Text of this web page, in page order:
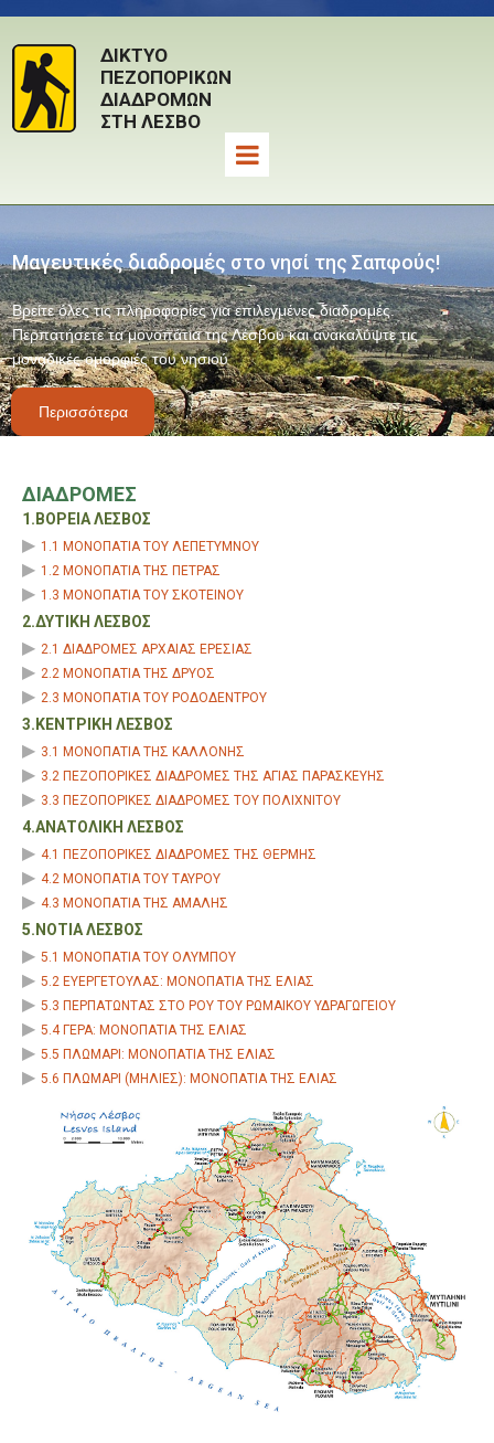
ΔΙΚΤΥΟ
ΠΕΖΟΠΟΡΙΚΩΝ
ΔΙΑΔΡΟΜΩΝ
ΣΤΗ ΛΕΣΒΟ
Μαγευτικές διαδρομές στο νησί της Σαπφούς!
Βρείτε όλες τις πληροφορίες για επιλεγμένες διαδρομές.
Περπατήσετε τα μονοπάτια της Λέσβου και ανακαλύψτε τις
μοναδικές ομορφιές του νησιού
Περισσότερα
ΔΙΑΔΡΟΜΕΣ
1.ΒΟΡΕΙΑ ΛΕΣΒΟΣ
1.1 ΜΟΝΟΠΑΤΙΑ ΤΟΥ ΛΕΠΕΤΥΜΝΟΥ
1.2 ΜΟΝΟΠΑΤΙΑ ΤΗΣ ΠΕΤΡΑΣ
1.3 ΜΟΝΟΠΑΤΙΑ ΤΟΥ ΣΚΟΤΕΙΝΟΥ
2.ΔΥΤΙΚΗ ΛΕΣΒΟΣ
2.1 ΔΙΑΔΡΟΜΕΣ ΑΡΧΑΙΑΣ ΕΡΕΣΙΑΣ
2.2 ΜΟΝΟΠΑΤΙΑ ΤΗΣ ΔΡΥΟΣ
2.3 ΜΟΝΟΠΑΤΙΑ ΤΟΥ ΡΟΔΟΔΕΝΤΡΟΥ
3.ΚΕΝΤΡΙΚΗ ΛΕΣΒΟΣ
3.1 ΜΟΝΟΠΑΤΙΑ ΤΗΣ ΚΑΛΛΟΝΗΣ
3.2 ΠΕΖΟΠΟΡΙΚΕΣ ΔΙΑΔΡΟΜΕΣ ΤΗΣ ΑΓΙΑΣ ΠΑΡΑΣΚΕΥΗΣ
3.3 ΠΕΖΟΠΟΡΙΚΕΣ ΔΙΑΔΡΟΜΕΣ ΤΟΥ ΠΟΛΙΧΝΙΤΟΥ
4.ΑΝΑΤΟΛΙΚΗ ΛΕΣΒΟΣ
4.1 ΠΕΖΟΠΟΡΙΚΕΣ ΔΙΑΔΡΟΜΕΣ ΤΗΣ ΘΕΡΜΗΣ
4.2 ΜΟΝΟΠΑΤΙΑ ΤΟΥ ΤΑΥΡΟΥ
4.3 ΜΟΝΟΠΑΤΙΑ ΤΗΣ ΑΜΑΛΗΣ
5.ΝΟΤΙΑ ΛΕΣΒΟΣ
5.1 ΜΟΝΟΠΑΤΙΑ ΤΟΥ ΟΛΥΜΠΟΥ
5.2 ΕΥΕΡΓΕΤΟΥΛΑΣ: ΜΟΝΟΠΑΤΙΑ ΤΗΣ ΕΛΙΑΣ
5.3 ΠΕΡΠΑΤΩΝΤΑΣ ΣΤΟ ΡΟΥ ΤΟΥ ΡΩΜΑΙΚΟΥ ΥΔΡΑΓΩΓΕΙΟΥ
5.4 ΓΕΡΑ: ΜΟΝΟΠΑΤΙΑ ΤΗΣ ΕΛΙΑΣ
5.5 ΠΛΩΜΑΡΙ: ΜΟΝΟΠΑΤΙΑ ΤΗΣ ΕΛΙΑΣ
5.6 ΠΛΩΜΑΡΙ (ΜΗΛΙΕΣ): ΜΟΝΟΠΑΤΙΑ ΤΗΣ ΕΛΙΑΣ